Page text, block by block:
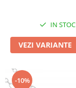
IN STOC
VEZI VARIANTE
-10%